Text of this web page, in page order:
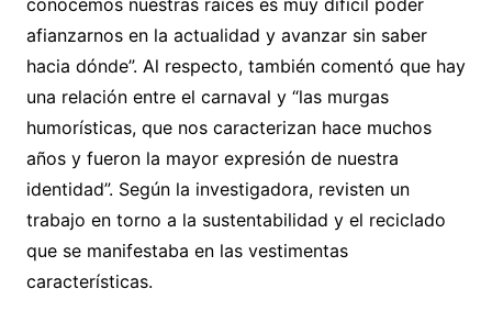
conocemos nuestras raíces es muy difícil poder
afianzarnos en la actualidad y avanzar sin saber
hacia dónde”. Al respecto, también comentó que hay
una relación entre el carnaval y “las murgas
humorísticas, que nos caracterizan hace muchos
años y fueron la mayor expresión de nuestra
identidad”. Según la investigadora, revisten un
trabajo en torno a la sustentabilidad y el reciclado
que se manifestaba en las vestimentas
características.